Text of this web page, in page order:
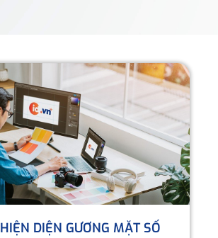
HIỆN DIỆN GƯƠNG MẶT SỐ